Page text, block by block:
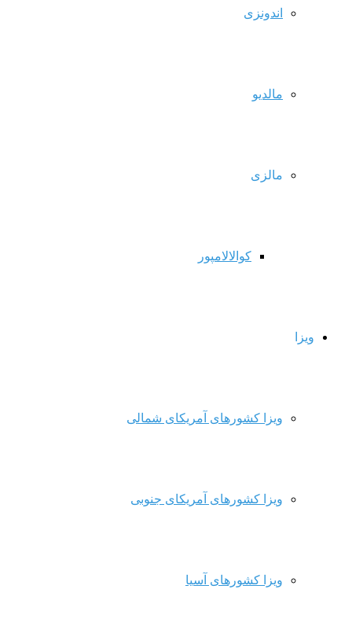
اندونزی
مالدیو
مالزی
کوالالامپور
ویزا
ویزا کشورهای آمریکای شمالی
ویزا کشورهای آمریکای جنوبی
ویزا کشورهای آسیا